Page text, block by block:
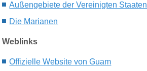
Außengebiete der Vereinigten Staaten
Die Marianen
Weblinks
Offizielle Website von Guam